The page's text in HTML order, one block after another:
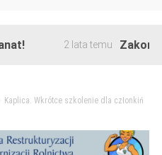
2 lata temu Zakończono
Kaplica. Wkrótce szkolenie dla członkiń